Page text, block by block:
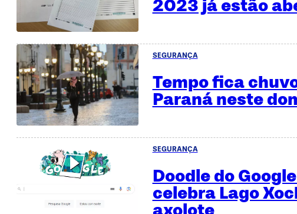
2023 já estão
SEGURANÇA
Tempo fica
Paraná neste
SEGURANÇA
Doodle do
celebra Lago
axolote